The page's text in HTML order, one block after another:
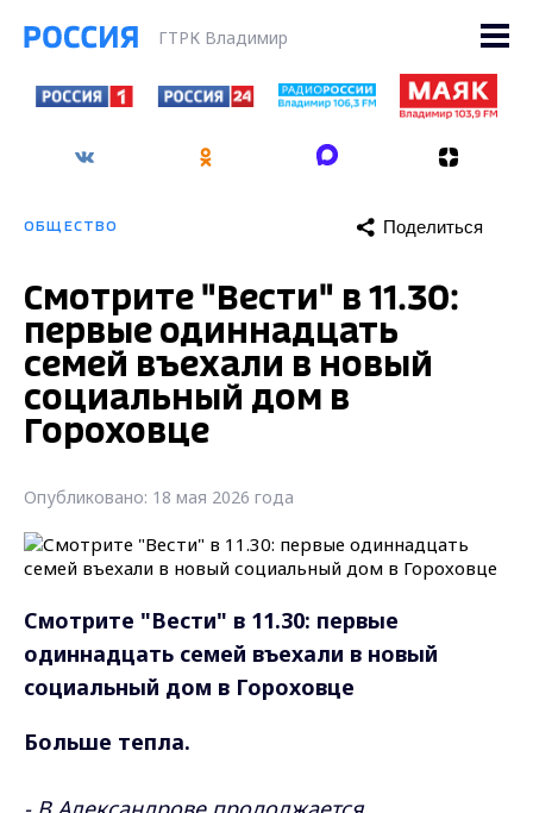
ГТРК Владимир
ОБЩЕСТВО Поделиться
Смотрите "Вести" в 11.30:
первые одиннадцать
семей въехали в новый
социальный дом в
Гороховце
Опубликовано: 18 мая 2026 года
Смотрите "Вести" в 11.30: первые
одиннадцать семей въехали в новый
социальный дом в Гороховце
Больше тепла.